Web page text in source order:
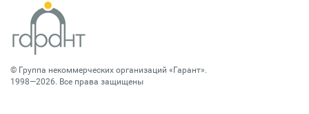
© Группа некоммерческих организаций «Гарант».
1998—2026. Все права защищены